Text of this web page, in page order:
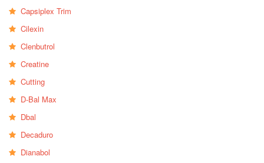
Capsiplex Trim
Cilexin
Clenbutrol
Creatine
Cutting
D-Bal Max
Dbal
Decaduro
Dianabol